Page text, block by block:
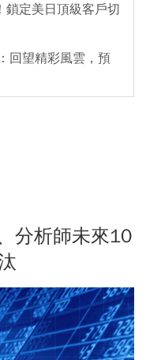
鎖定美日頂級客戶切
回望精彩風雲，預
分析師未來10